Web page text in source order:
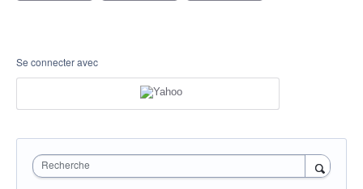
Se connecter avec
Recherche